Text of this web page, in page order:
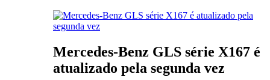
Mercedes-Benz GLS série X167 é
atualizado pela segunda vez